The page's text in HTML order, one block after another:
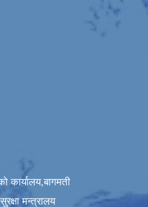
कार्यालय,बागमती
मन्त्रालय